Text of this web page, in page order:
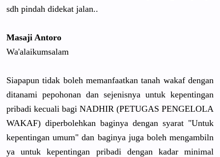
sdh pindah didekat jalan..
Masaji Antoro
Wa'alaikumsalam
Siapapun tidak boleh memanfaatkan tanah wakaf dengan
ditanami pepohonan dan sejenisnya untuk kepentingan
pribadi kecuali bagi NADHIR (PETUGAS PENGELOLA
WAKAF) diperbolehkan baginya dengan syarat "Untuk
kepentingan umum" dan baginya juga boleh mengambiln
ya untuk kepentingan pribadi dengan kadar minimal